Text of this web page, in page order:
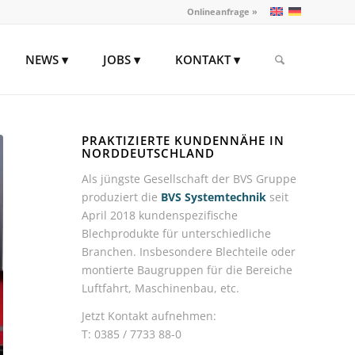
Onlineanfrage »
NEWS JOBS KONTAKT
PRAKTIZIERTE KUNDENNÄHE IN
NORDDEUTSCHLAND
Als jüngste Gesellschaft der BVS Gruppe
produziert die BVS Systemtechnik seit
April 2018 kundenspezifische
Blechprodukte für unterschiedliche
Branchen. Insbesondere Blechteile oder
montierte Baugruppen für die Bereiche
Luftfahrt, Maschinenbau, etc.
Jetzt Kontakt aufnehmen:
T: 0385 / 7733 88-0